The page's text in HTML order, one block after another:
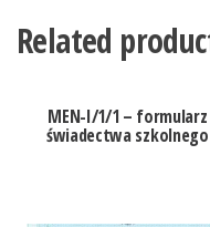
Related
MEN-I/1/1 – formularz
świadectwa szkolnego